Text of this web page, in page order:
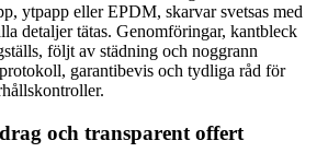
ytpapp eller EPDM, skarvar svetsas med
detaljer tätas. Genomföringar, kantbleck
följt av städning och noggrann
garantibevis och tydliga råd för
och transparent offert